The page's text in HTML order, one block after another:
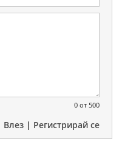
0 от 500
Влез | Регистрирай се